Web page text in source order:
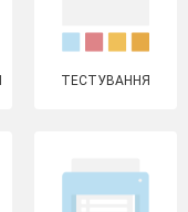
ТЕСТУВАННЯ